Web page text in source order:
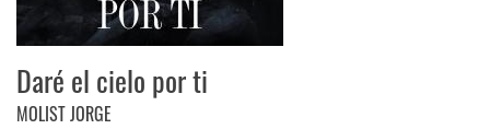
Daré el cielo por ti
MOLIST JORGE